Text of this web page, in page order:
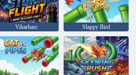
Viharharc Slappy Bird